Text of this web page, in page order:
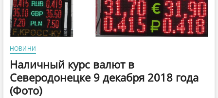
НОВИНИ
Наличный курс валют в
Северодонецке 9 декабря 2018 года
(Фото)